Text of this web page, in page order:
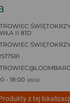
II 81D
- 18:00 (dziś)
z tej